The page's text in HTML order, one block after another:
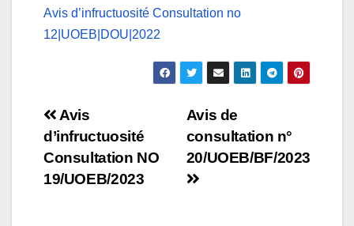
Avis d’infructuosité Consultation no
12|UOEB|DOU|2022
Navigation
de
l’article
Avis de
consultation n°
20/UOEB/BF/2023
Avis
d’infructuosité
Consultation NO
19/UOEB/2023